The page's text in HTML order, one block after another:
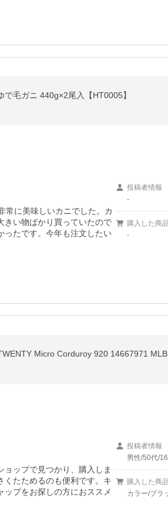
毛ガニ 440g×2尾入【HT0005】
常に美味しいカニでした。カ
きい物ばかり買っていたので
ったです。今年も注文したい
投稿者情報
-
購入した商品
-
Micro Corduroy 920 14667971
ップで見つかり、購入しま
くたためるのも便利です。キ
ップをお探しの方におススメ
投稿者情報
男性/50代/
購入した商品
カラー/ブラ